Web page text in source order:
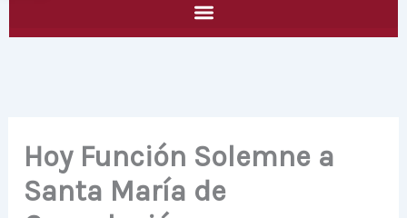
Hoy Función Solemne a
Santa María de